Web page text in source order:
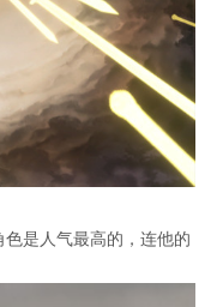
是人气最高的，连他的